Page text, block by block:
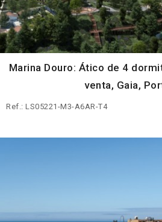
Marina Douro: Ático de 4
venta, Gaia,
Ref.: LS05221-M3-A6AR-T4